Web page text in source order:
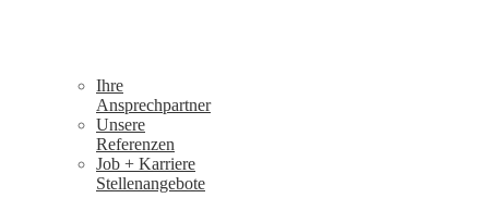
Ihre
Ansprechpartner
Unsere
Referenzen
Job + Karriere
Stellenangebote